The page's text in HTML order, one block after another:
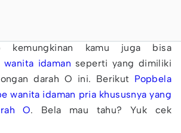
kemungkinan kamu juga bisa
wanita idaman seperti yang dimiliki
darah O ini. Berikut Popbela
wanita idaman pria khususnya yang
O. Bela mau tahu? Yuk cek